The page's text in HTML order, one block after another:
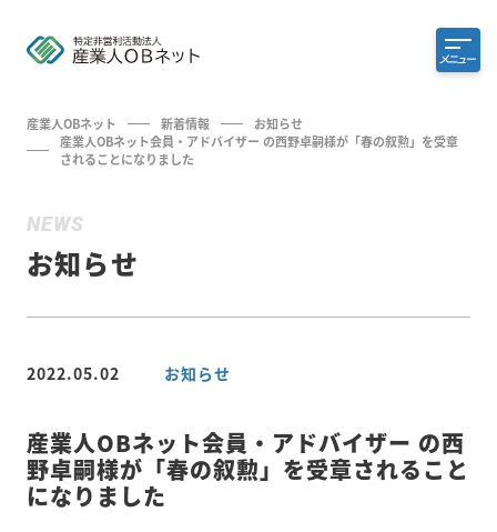
メニュー
産業人OBネット 新着情報
お知らせ
産業人OBネット会員・アドバイザー の西野卓嗣様が「春の叙勲」を受章
されることになりました
NEWS
お知らせ
2022.05.02 お知らせ
産業人OBネット会員・アドバイザー の西
野卓嗣様が「春の叙勲」を受章されること
になりました